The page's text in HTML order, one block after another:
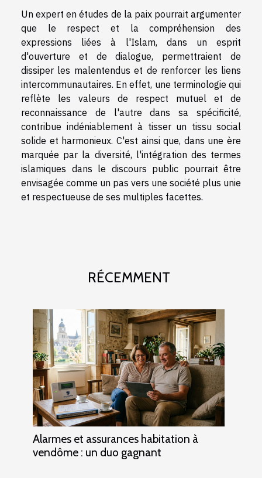
Un expert en études de la paix pourrait argumenter
que le respect et la compréhension des
expressions liées à l'Islam, dans un esprit
d'ouverture et de dialogue, permettraient de
dissiper les malentendus et de renforcer les liens
intercommunautaires. En effet, une terminologie qui
reflète les valeurs de respect mutuel et de
reconnaissance de l'autre dans sa spécificité,
contribue indéniablement à tisser un tissu social
solide et harmonieux. C'est ainsi que, dans une ère
marquée par la diversité, l'intégration des termes
islamiques dans le discours public pourrait être
envisagée comme un pas vers une société plus unie
et respectueuse de ses multiples facettes.
RÉCEMMENT
Alarmes et assurances habitation à
vendôme : un duo gagnant